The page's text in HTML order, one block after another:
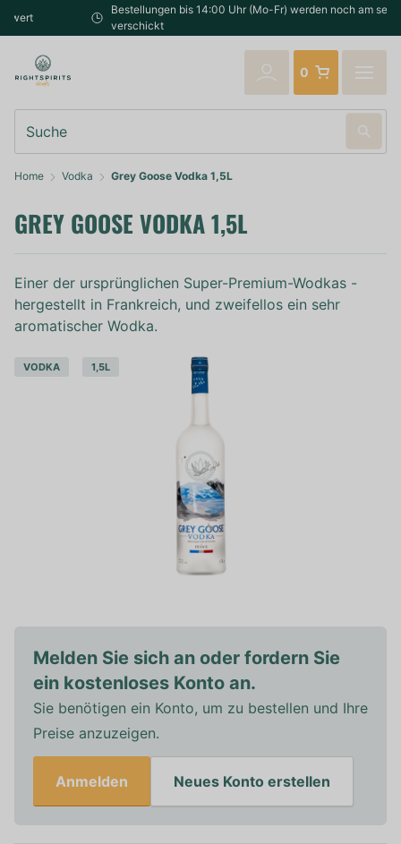
Bestellungen bis 14:00 Uhr (Mo-Fr) werden noch am selben Tag
0
Home Vodka Grey Goose Vodka 1,5L
GREY GOOSE VODKA 1,5L
Einer der ursprünglichen Super-Premium-Wodkas -
hergestellt in Frankreich, und zweifellos ein sehr
aromatischer Wodka.
VODKA 1,5L
Melden Sie sich an oder fordern Sie
ein kostenloses Konto an.
Sie benötigen ein Konto, um zu bestellen und Ihre
Preise anzuzeigen.
Anmelden Neues Konto erstellen